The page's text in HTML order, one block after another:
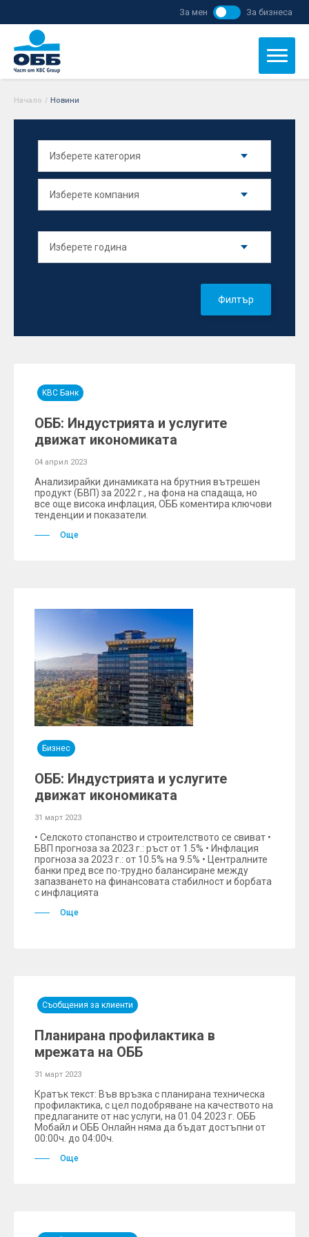
За мен За бизнеса
Начало / Новини
Филтър
KBC Банк
ОББ: Индустрията и услугите
движат икономиката
04 април 2023
Анализирайки динамиката на брутния вътрешен
продукт (БВП) за 2022 г., на фона на спадаща, но
все още висока инфлация, ОББ коментира ключови
тенденции и показатели.
Още
Бизнес
ОББ: Индустрията и услугите
движат икономиката
31 март 2023
• Селското стопанство и строителството се свиват •
БВП прогноза за 2023 г.: ръст от 1.5% • Инфлация
прогноза за 2023 г.: от 10.5% на 9.5% • Централните
банки пред все по-трудно балансиране между
запазването на финансовата стабилност и борбата
с инфлацията
Още
Съобщения за клиенти
Планирана профилактика в
мрежата на ОББ
31 март 2023
Кратък текст: Във връзка с планирана техническа
профилактика, с цел подобряване на качеството на
предлаганите от нас услуги, на 01.04.2023 г. ОББ
Мобайл и ОББ Онлайн няма да бъдат достъпни от
00:00ч. до 04:00ч.
Още